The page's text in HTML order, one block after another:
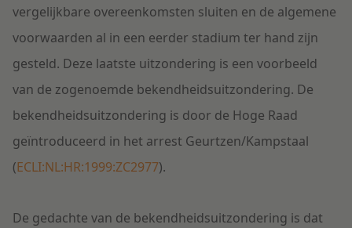
vergelijkbare overeenkomsten sluiten en de algemene
voorwaarden al in een eerder stadium ter hand zijn
gesteld. Deze laatste uitzondering is een voorbeeld
van de zogenoemde bekendheidsuitzondering. De
bekendheidsuitzondering is door de Hoge Raad
geïntroduceerd in het arrest Geurtzen/Kampstaal
(ECLI:NL:HR:1999:ZC2977).
De gedachte van de bekendheidsuitzondering is dat